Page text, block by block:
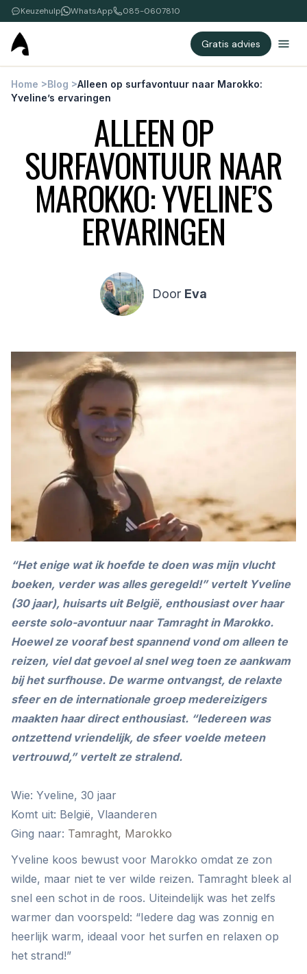
Keuzehulp WhatsApp 085-0607810
Gratis advies
Home >Blog >Alleen op surfavontuur naar Marokko:
Yveline’s ervaringen
ALLEEN OP
SURFAVONTUUR NAAR
MAROKKO: YVELINE’S
ERVARINGEN
Door Eva
“Het enige wat ik hoefde te doen was mijn vlucht
boeken, verder was alles geregeld!” vertelt Yveline
(30 jaar), huisarts uit België, enthousiast over haar
eerste solo-avontuur naar Tamraght in Marokko.
Hoewel ze vooraf best spannend vond om alleen te
reizen, viel dat gevoel al snel weg toen ze aankwam
bij het surfhouse. De warme ontvangst, de relaxte
sfeer en de internationale groep medereizigers
maakten haar direct enthousiast. “Iedereen was
ontzettend vriendelijk, de sfeer voelde meteen
vertrouwd,” vertelt ze stralend.
Wie: Yveline, 30 jaar
Komt uit: België, Vlaanderen
Ging naar: Tamraght, Marokko
Yveline koos bewust voor Marokko omdat ze zon
wilde, maar niet te ver wilde reizen. Tamraght bleek al
snel een schot in de roos. Uiteindelijk was het zelfs
warmer dan voorspeld: “Iedere dag was zonnig en
heerlijk warm, ideaal voor het surfen en relaxen op
het strand!”